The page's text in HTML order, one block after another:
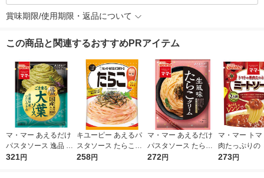
賞味期限/使用期限・返品について
この商品と関連するおすすめPRアイテム
マ・マー あえるだけ
パスタソース 逸品 ご
ま香る大葉ソース ＜1
321円
キユーピー あえるパ
スタソース たらこ（1
人前×2）1個
258円
マ・マー あえるだけ
パスタソース たらこ
クリーム 生風味 1人
272円
マ・マー ト
肉たっぷりの
ソース 2人前
273円